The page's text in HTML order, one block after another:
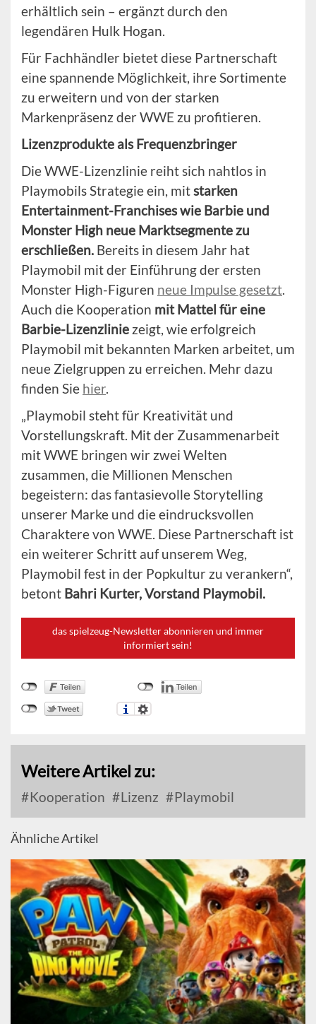
erhältlich sein – ergänzt durch den
legendären Hulk Hogan.
Für Fachhändler bietet diese Partnerschaft
eine spannende Möglichkeit, ihre Sortimente
zu erweitern und von der starken
Markenpräsenz der WWE zu profitieren.
Lizenzprodukte als Frequenzbringer
Die WWE-Lizenzlinie reiht sich nahtlos in
Playmobils Strategie ein, mitstarken
Entertainment-Franchises wie Barbie und
Monster High neue Marktsegmente zu
erschließen. Bereits in diesem Jahr hat
Playmobil mit der Einführung der ersten
Monster High-Figuren neue Impulse gesetzt.
Auch die Kooperation mit Mattel für eine
Barbie-Lizenzlinie zeigt, wie erfolgreich
Playmobil mit bekannten Marken arbeitet, um
neue Zielgruppen zu erreichen. Mehr dazu
finden Sie hier.
„Playmobil steht für Kreativität und
Vorstellungskraft. Mit der Zusammenarbeit
mit WWE bringen wir zwei Welten
zusammen, die Millionen Menschen
begeistern: das fantasievolle Storytelling
unserer Marke und die eindrucksvollen
Charaktere von WWE. Diese Partnerschaft ist
ein weiterer Schritt auf unserem Weg,
Playmobil fest in der Popkultur zu verankern“,
betont Bahri Kurter, Vorstand Playmobil.
das spielzeug-Newsletter abonnieren und immer
informiert sein!
Weitere Artikel zu:
Kooperation Lizenz Playmobil
Ähnliche Artikel